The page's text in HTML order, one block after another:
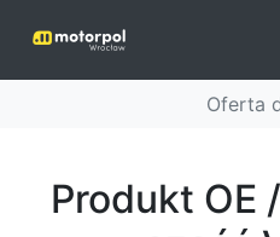
Oferta
Produkt OE